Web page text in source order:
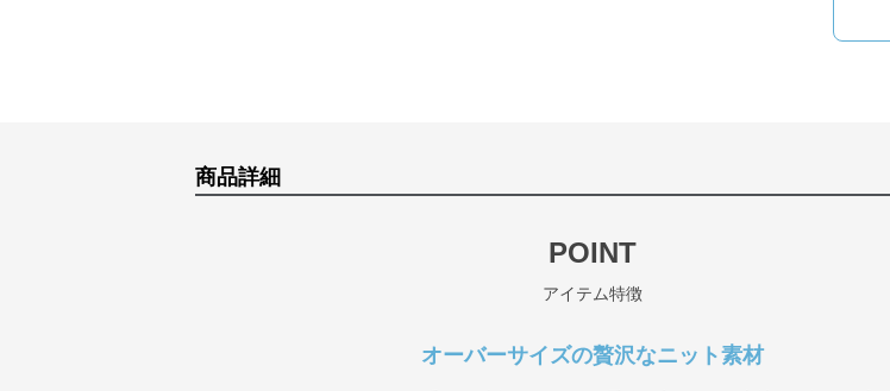
商品詳細
POINT
アイテム特徴
オーバーサイズの贅沢なニット素材